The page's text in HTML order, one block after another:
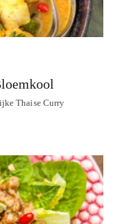
Thaise Curry